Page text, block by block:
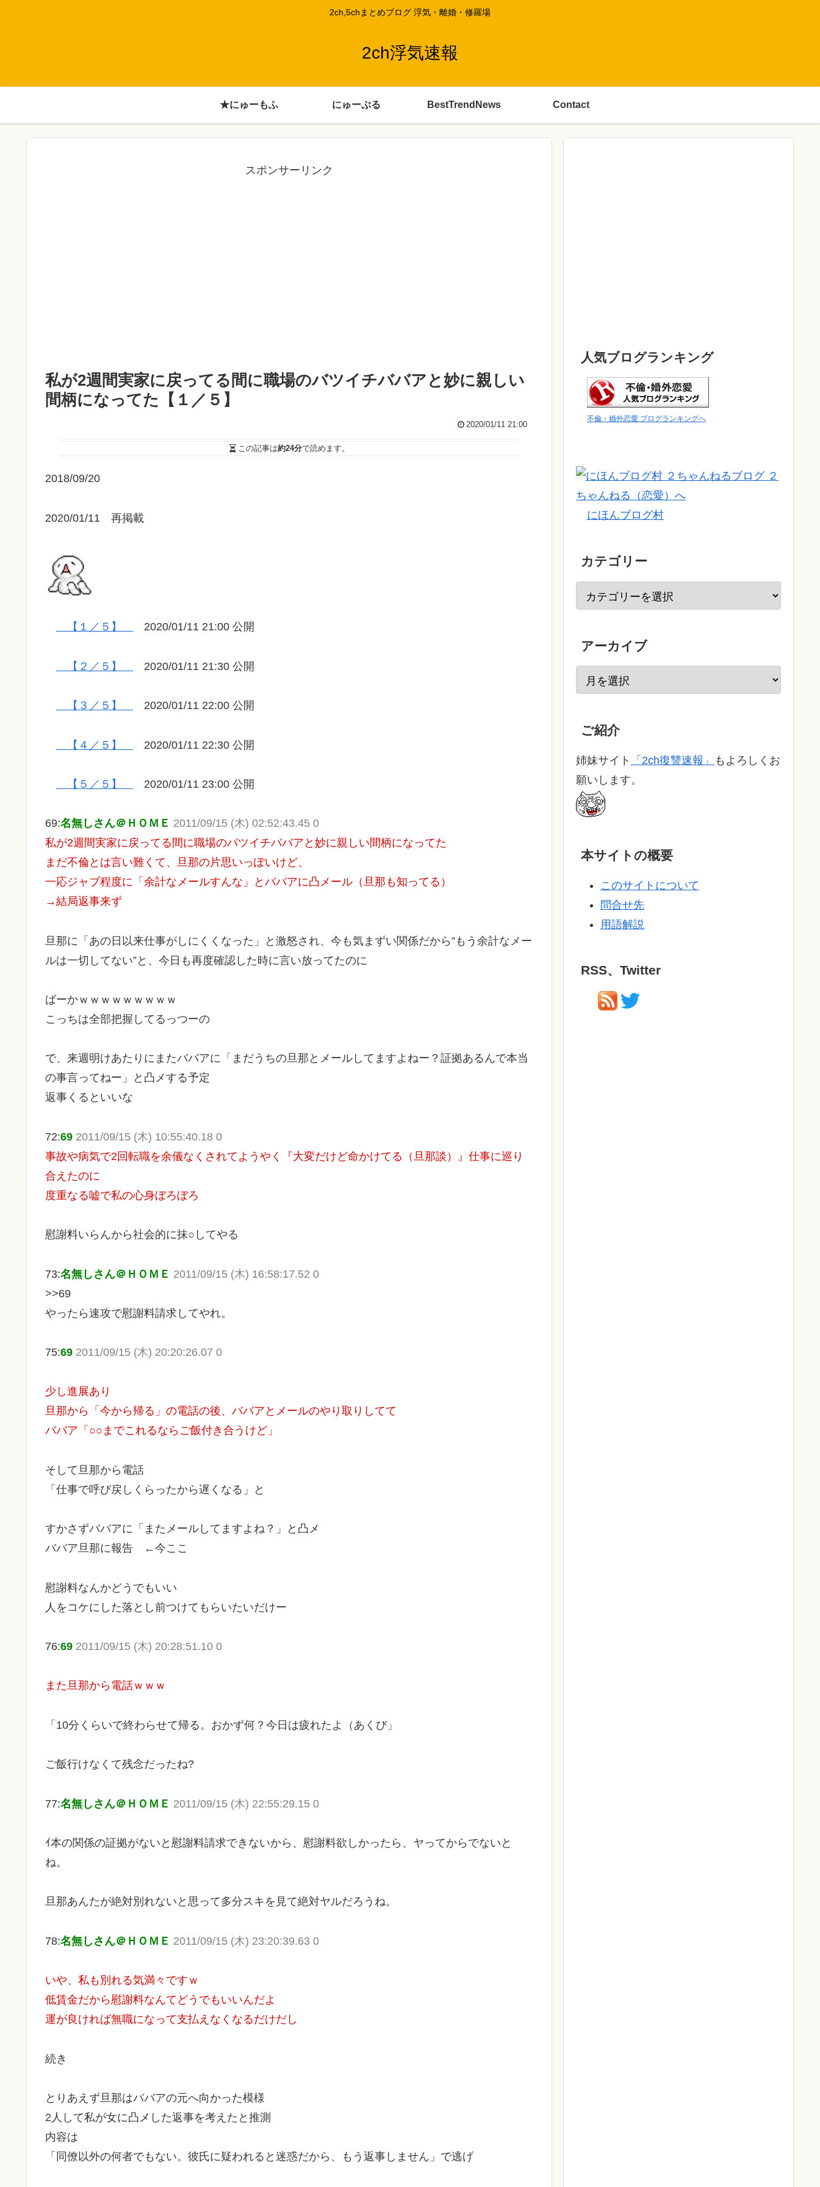
2ch,5chまとめブログ 浮気・離婚・修羅場
2ch浮気速報
★にゅーもふ にゅーぷる BestTrendNews Contact
スポンサーリンク
私が2週間実家に戻ってる間に職場のバツイチババアと妙に親しい
間柄になってた【１／５】
2020/01/11 21:00
この記事は約24分で読めます。
2018/09/20
2020/01/11 再掲載
【１／５】 2020/01/11 21:00 公開
【２／５】 2020/01/11 21:30 公開
【３／５】 2020/01/11 22:00 公開
【４／５】 2020/01/11 22:30 公開
【５／５】 2020/01/11 23:00 公開
69:名無しさん＠ＨＯＭＥ 2011/09/15 (木) 02:52:43.45 0
私が2週間実家に戻ってる間に職場のバツイチババアと妙に親しい間柄になってた
まだ不倫とは言い難くて、旦那の片思いっぽいけど、
一応ジャブ程度に「余計なメールすんな」とババアに凸メール（旦那も知ってる）
→結局返事来ず
旦那に「あの日以来仕事がしにくくなった」と激怒され、今も気まずい関係だから”もう余計なメー
ルは一切してない”と、今日も再度確認した時に言い放ってたのに
ばーかｗｗｗｗｗｗｗｗｗ
こっちは全部把握してるっつーの
で、来週明けあたりにまたババアに「まだうちの旦那とメールしてますよねー？証拠あるんで本当
の事言ってねー」と凸メする予定
返事くるといいな
72:69 2011/09/15 (木) 10:55:40.18 0
事故や病気で2回転職を余儀なくされてようやく『大変だけど命かけてる（旦那談）』仕事に巡り
合えたのに
度重なる嘘で私の心身ぼろぼろ
慰謝料いらんから社会的に抹○してやる
73:名無しさん＠ＨＯＭＥ 2011/09/15 (木) 16:58:17.52 0
>>69
やったら速攻で慰謝料請求してやれ。
75:69 2011/09/15 (木) 20:20:26.07 0
少し進展あり
旦那から「今から帰る」の電話の後、ババアとメールのやり取りしてて
ババア「○○までこれるならご飯付き合うけど」
そして旦那から電話
「仕事で呼び戻しくらったから遅くなる」と
すかさずババアに「またメールしてますよね？」と凸メ
ババア旦那に報告 ←今ここ
慰謝料なんかどうでもいい
人をコケにした落とし前つけてもらいたいだけー
76:69 2011/09/15 (木) 20:28:51.10 0
また旦那から電話ｗｗｗ
「10分くらいで終わらせて帰る。おかず何？今日は疲れたよ（あくび」
ご飯行けなくて残念だったね?
77:名無しさん＠ＨＯＭＥ 2011/09/15 (木) 22:55:29.15 0
ｲ本の関係の証拠がないと慰謝料請求できないから、慰謝料欲しかったら、ヤってからでないと
ね。
旦那あんたが絶対別れないと思って多分スキを見て絶対ヤルだろうね。
78:名無しさん＠ＨＯＭＥ 2011/09/15 (木) 23:20:39.63 0
いや、私も別れる気満々ですｗ
低賃金だから慰謝料なんてどうでもいいんだよ
運が良ければ無職になって支払えなくなるだけだし
続き
とりあえず旦那はババアの元へ向かった模様
2人して私が女に凸メした返事を考えたと推測
内容は
「同僚以外の何者でもない。彼氏に疑われると迷惑だから、もう返事しません」で逃げ
人気ブログランキング
不倫・婚外恋愛 ブログランキングへ
にほんブログ村
カテゴリー
アーカイブ
ご紹介
姉妹サイト 「2ch復讐速報」
もよろしくお
願いします。
本サイトの概要
このサイトについて
問合せ先
用語解説
RSS、Twitter